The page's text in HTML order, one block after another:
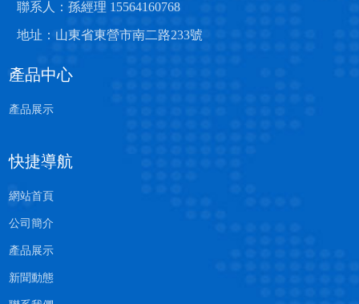
聯系人：孫經理 15564160768
地址：山東省東營市南二路233號
產品中心
產品展示
快捷導航
網站首頁
公司簡介
產品展示
新聞動態